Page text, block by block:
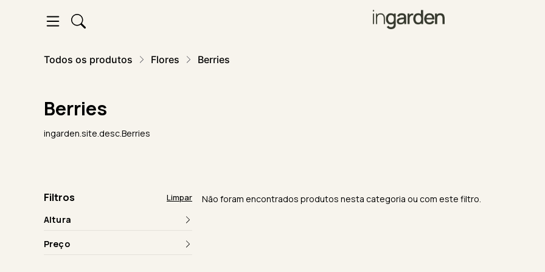
Todos os produtos Flores Berries
Berries
ingarden.site.desc.Berries
Filtros Limpar
Altura
Preço
Não foram encontrados produtos nesta categoria ou com este filtro.